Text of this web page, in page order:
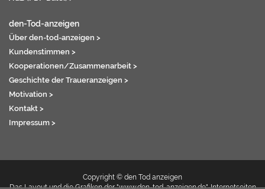
den-Tod-anzeigen
Über den-tod-anzeigen >
Kundenstimmen >
Kooperationen/Zusammenarbeit >
Geschichte der Traueranzeigen >
Motivation >
Kontakt >
Impressum >
Copyright © den Tod anzeigen
Das Layout und die Grafiken der "www.den-tod-anzeigen.de"-Internetseiten